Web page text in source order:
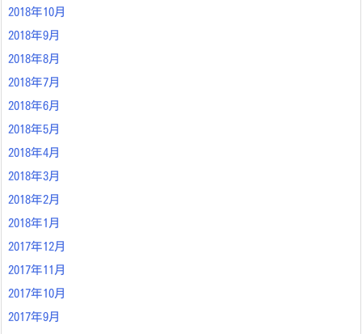
2018年10月
2018年9月
2018年8月
2018年7月
2018年6月
2018年5月
2018年4月
2018年3月
2018年2月
2018年1月
2017年12月
2017年11月
2017年10月
2017年9月